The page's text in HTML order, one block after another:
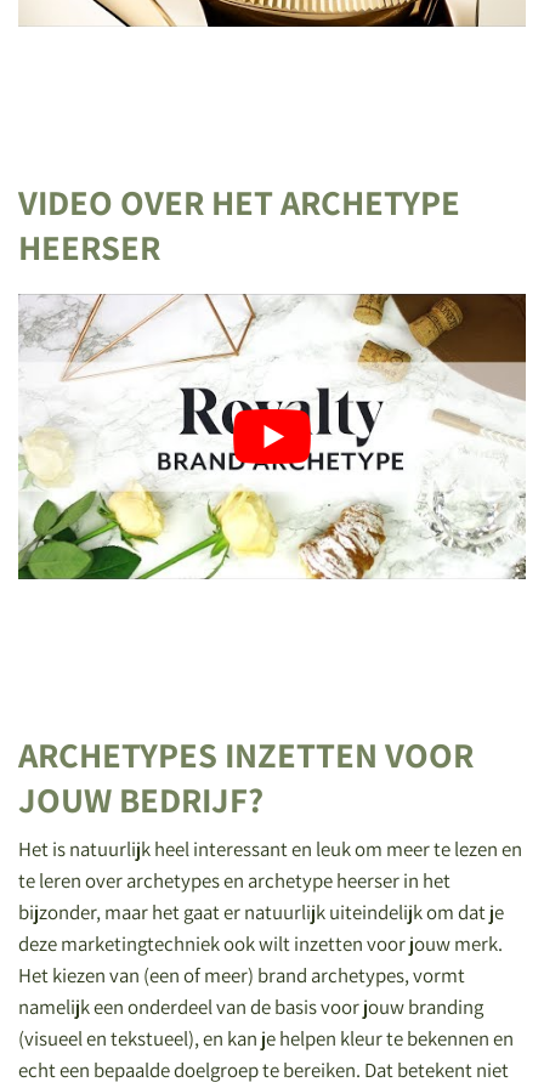
VIDEO OVER HET ARCHETYPE
HEERSER
ARCHETYPES INZETTEN VOOR
JOUW BEDRIJF?
Het is natuurlijk heel interessant en leuk om meer te lezen en
te leren over archetypes en archetype heerser in het
bijzonder, maar het gaat er natuurlijk uiteindelijk om dat je
deze marketingtechniek ook wilt inzetten voor jouw merk.
Het kiezen van (een of meer) brand archetypes, vormt
namelijk een onderdeel van de basis voor jouw branding
(visueel en tekstueel), en kan je helpen kleur te bekennen en
echt een bepaalde doelgroep te bereiken. Dat betekent niet